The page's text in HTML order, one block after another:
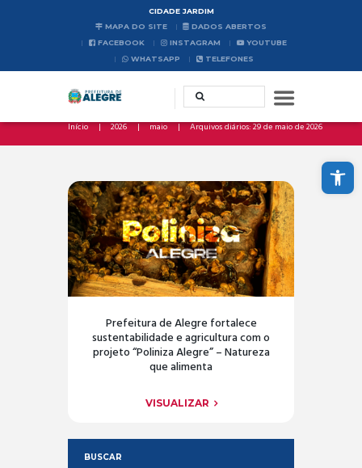
Abrir a barra de ferramentas
CIDADE JARDIM
MAPA DO SITE
DADOS ABERTOS
FACEBOOK
INSTAGRAM
YOUTUBE
WHATSAPP
TELEFONES
Início 2026 maio Arquivos diários: 29 de maio de 2026
Prefeitura de Alegre fortalece
sustentabilidade e agricultura com o
projeto “Poliniza Alegre” – Natureza
que alimenta
VISUALIZAR
BUSCAR